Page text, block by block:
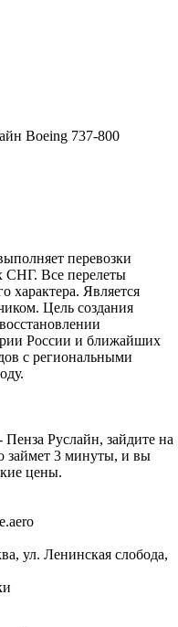
Boeing 737-800
перевозки
СНГ. Все перелеты
характера. Является
Цель создания
России и ближайших
с региональными
Руслайн, зайдите на
займет 3 минуты, и вы
цены.
ул. Ленинская слобода,